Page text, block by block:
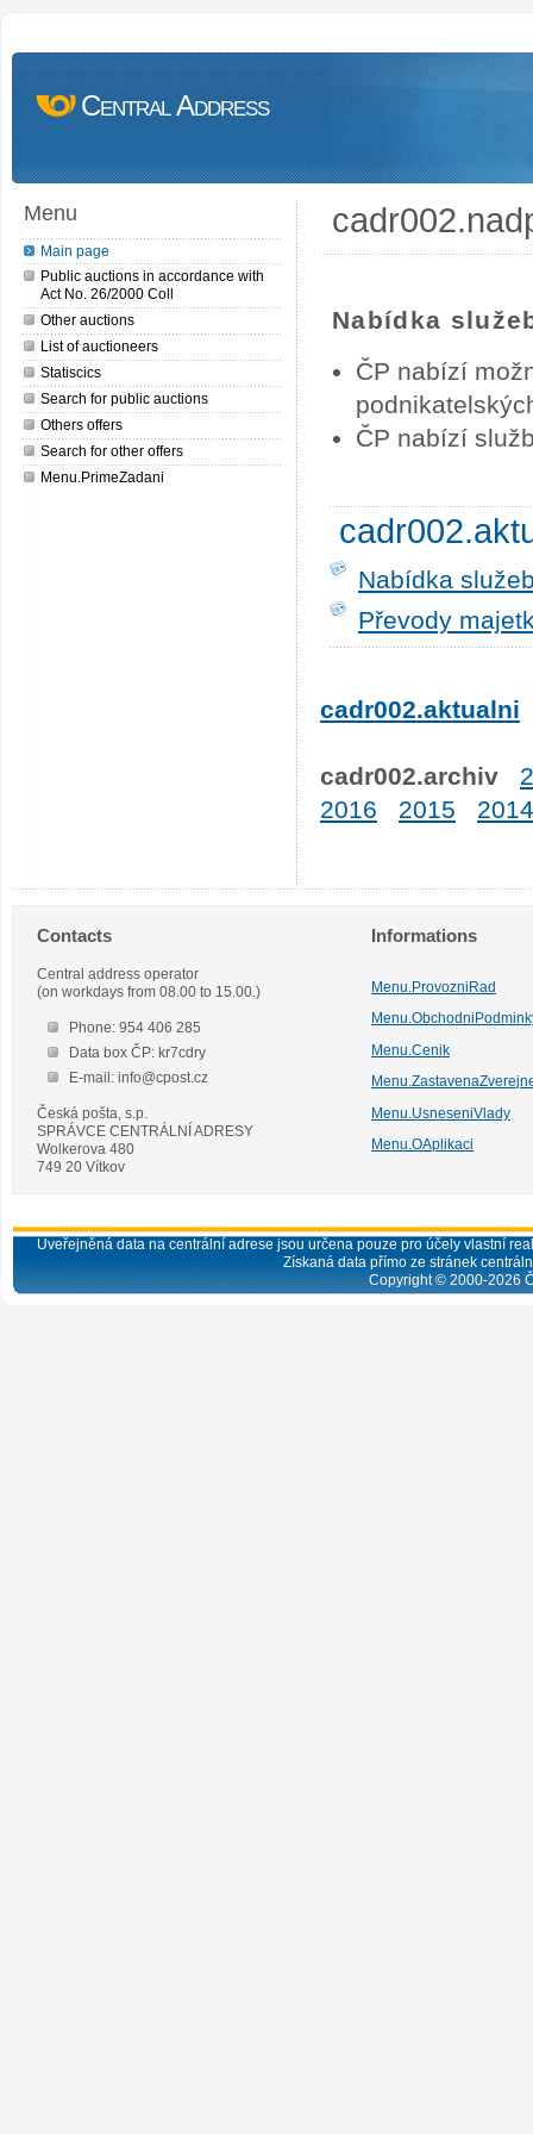
Central Address
Menu
Main page
Public auctions in accordance with
Act No. 26/2000 Coll
Other auctions
List of auctioneers
Statiscics
Search for public auctions
Others offers
Search for other offers
Menu.PrimeZadani
Nabídka
ČP nabízí
ČP nabízí
Nabídka
Převody
cadr002.aktualni
cadr002.archiv
2016
2015 2014
Contacts
Central address operator
(on workdays from 08.00 to 15.00.)
Phone: 954 406 285
Data box ČP: kr7cdry
E-mail: info@cpost.cz
Česká pošta, s.p.
SPRÁVCE CENTRÁLNÍ ADRESY
Wolkerova 480
749 20 Vítkov
Informations
Menu.ProvozniRad
Menu.Cenik
Menu.UsneseniVlady
Menu.OAplikaci
Uveřejněná data na centrální adrese jsou určena pouze pro účely vlastní
Získaná data přímo ze stránek
Copyright © 2000-2026